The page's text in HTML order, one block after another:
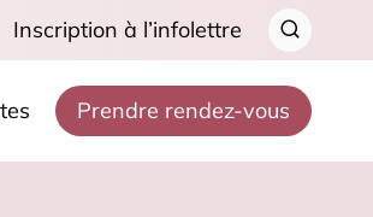
Inscription à l’infolettre
Prendre rendez-vous